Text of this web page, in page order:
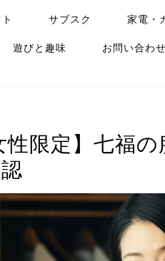
サブスク 家電・
遊びと趣味 お問い合わせ
性限定】七福